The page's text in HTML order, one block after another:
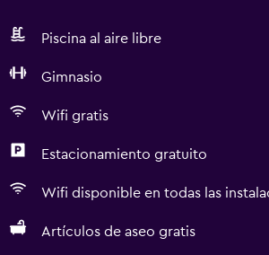
Piscina al aire libre
Gimnasio
Wifi gratis
Estacionamiento gratuito
Wifi disponible en todas las
Artículos de aseo gratis